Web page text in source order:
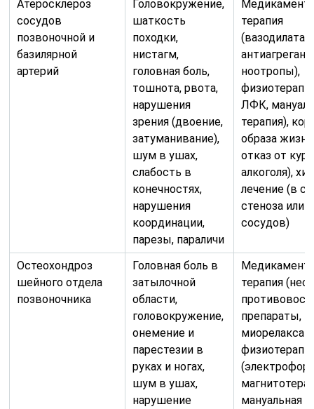
Атеросклероз
сосудов
позвоночной и
базилярной
артерий
Головокружение,
шаткость
походки,
нистагм,
головная боль,
тошнота, рвота,
нарушения
зрения (двоение,
затуманивание),
шум в ушах,
слабость в
конечностях,
нарушения
координации,
парезы, параличи
терапия
ноотропы),
ЛФК,
терапия),
образа
отказ от
алкоголя),
лечение (в
стеноза или
сосудов)
Остеохондроз
шейного отдела
позвоночника
Головная боль в
затылочной
области,
головокружение,
онемение и
парестезии в
руках и ногах,
шум в ушах,
нарушение
терапия
препараты,
мануальная